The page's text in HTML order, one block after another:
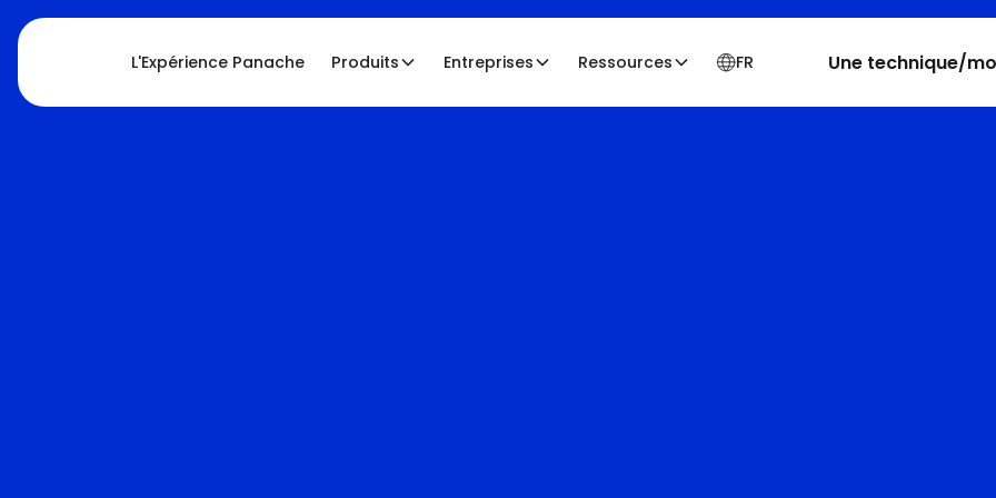
L'Expérience Panache Produits Entreprises Ressources FR Une technique/